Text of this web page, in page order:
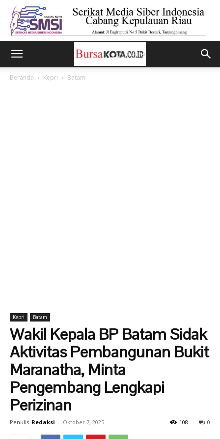
Beranda Kepri Batam
Kepri Batam
Wakil Kepala BP Batam Sidak
Aktivitas Pembangunan Bukit
Maranatha, Minta
Pengembang Lengkapi
Perizinan
Penulis Redaksi - Oktober 7, 2025 0
108